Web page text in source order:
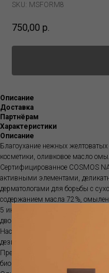
SKU: MSFORM8
750,00 р.
Описание
Доставка
Партнёрам
Характеристики
Описание
Благоухание нежных
косметики, оливковое масло
Сертифицированное COSMOS
активными элементами,
дерматологами для борьбы с
содержанием масла 72%,
5 ингредиентов: оливковое и
двоюродный брат из Алеппо, он
Настоящий MARSEILLE,
дезинфицирующими свойствами,
Превосходный пятновыводитель
биоразлагаемое моющее средство.